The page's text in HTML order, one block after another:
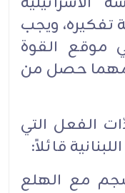
تفكيره، ويجب
موقع القوة
حصل من
الفعل التي
قائلاً:
مع الهلع